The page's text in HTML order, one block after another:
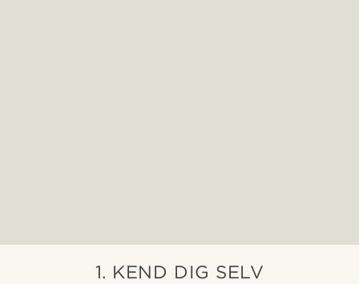
1. KEND DIG SELV